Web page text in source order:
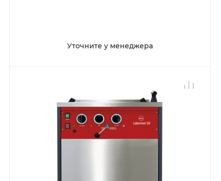
Уточните у менеджера